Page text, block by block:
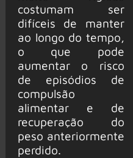
costumam ser
difíceis de manter
ao longo do tempo,
o que pode
aumentar o risco
de episódios de
compulsão
alimentar e de
recuperação do
peso anteriormente
perdido.